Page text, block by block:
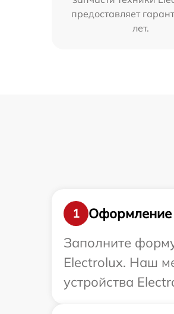
предоставляет
лет.
1
Оформление
Заполните
Electrolux. Наш
устройства